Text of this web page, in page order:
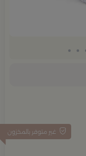
غير متوفر بالمخزون